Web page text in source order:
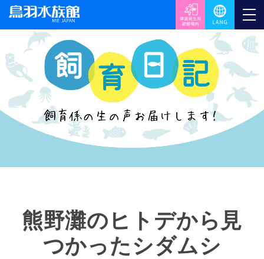
熊野灘のヒトデから見
つかったシダムシ